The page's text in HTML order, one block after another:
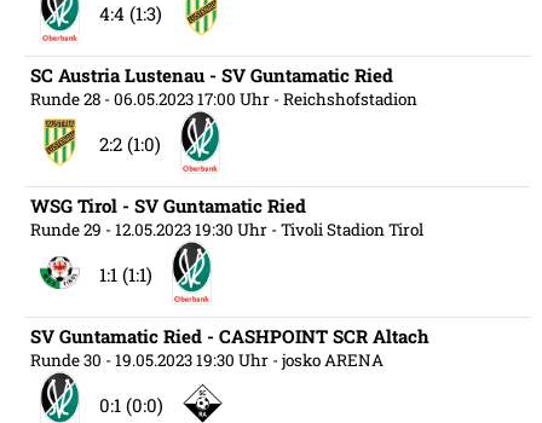
4:4 (1:3)
SC Austria Lustenau - SV Guntamatic Ried
Runde 28 - 06.05.2023 17:00 Uhr - Reichshofstadion
2:2 (1:0)
WSG Tirol - SV Guntamatic Ried
Runde 29 - 12.05.2023 19:30 Uhr - Tivoli Stadion Tirol
1:1 (1:1)
SV Guntamatic Ried - CASHPOINT SCR Altach
Runde 30 - 19.05.2023 19:30 Uhr - josko ARENA
0:1 (0:0)